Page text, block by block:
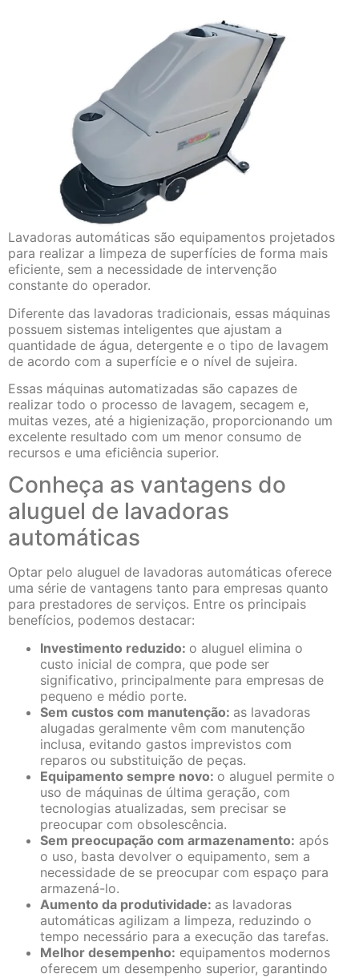
Lavadoras automáticas são equipamentos projetados
para realizar a limpeza de superfícies de forma mais
eficiente, sem a necessidade de intervenção
constante do operador.
Diferente das lavadoras tradicionais, essas máquinas
possuem sistemas inteligentes que ajustam a
quantidade de água, detergente e o tipo de lavagem
de acordo com a superfície e o nível de sujeira.
Essas máquinas automatizadas são capazes de
realizar todo o processo de lavagem, secagem e,
muitas vezes, até a higienização, proporcionando um
excelente resultado com um menor consumo de
recursos e uma eficiência superior.
Conheça as vantagens do
aluguel de lavadoras
automáticas
Optar pelo aluguel de lavadoras automáticas oferece
uma série de vantagens tanto para empresas quanto
para prestadores de serviços. Entre os principais
benefícios, podemos destacar:
Investimento reduzido: o aluguel elimina o
custo inicial de compra, que pode ser
significativo, principalmente para empresas de
pequeno e médio porte.
Sem custos com manutenção: as lavadoras
alugadas geralmente vêm com manutenção
inclusa, evitando gastos imprevistos com
reparos ou substituição de peças.
Equipamento sempre novo: o aluguel permite o
uso de máquinas de última geração, com
tecnologias atualizadas, sem precisar se
preocupar com obsolescência.
Sem preocupação com armazenamento: após
o uso, basta devolver o equipamento, sem a
necessidade de se preocupar com espaço para
armazená-lo.
Aumento da produtividade: as lavadoras
automáticas agilizam a limpeza, reduzindo o
tempo necessário para a execução das tarefas.
Melhor desempenho: equipamentos modernos
oferecem um desempenho superior, garantindo